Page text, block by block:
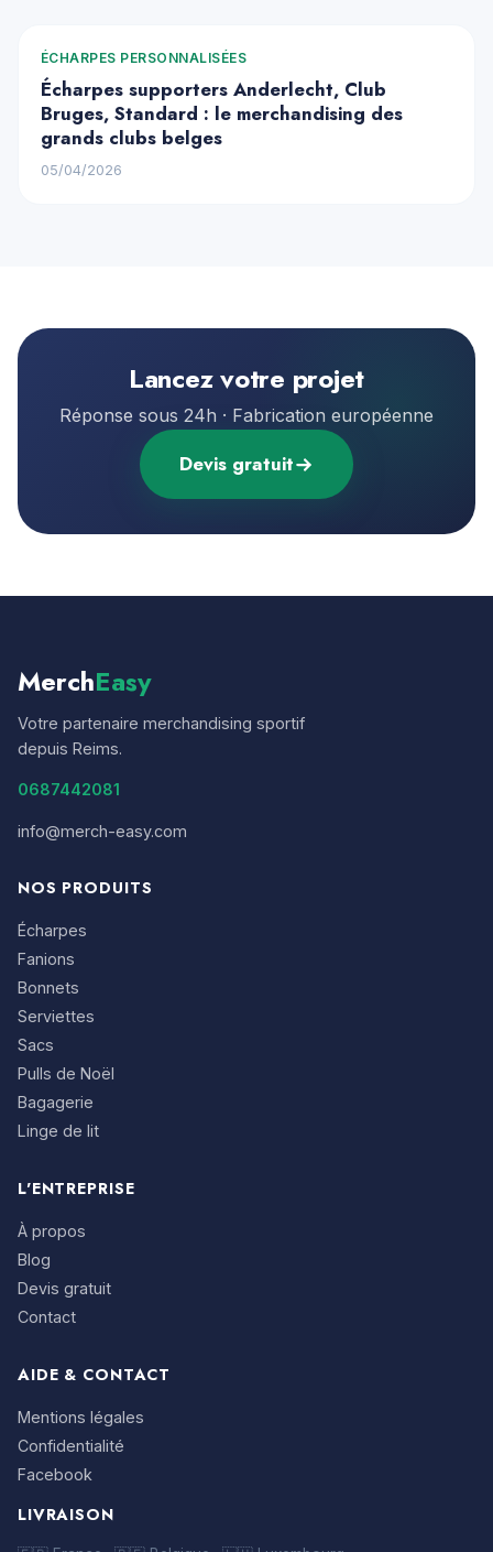
ÉCHARPES PERSONNALISÉES
Écharpes supporters Anderlecht, Club
Bruges, Standard : le merchandising des
grands clubs belges
05/04/2026
Lancez votre projet
Réponse sous 24h · Fabrication européenne
Devis gratuit
MerchEasy
Votre partenaire merchandising sportif
depuis Reims.
0687442081
info@merch-easy.com
NOS PRODUITS
Écharpes
Fanions
Bonnets
Serviettes
Sacs
Pulls de Noël
Bagagerie
Linge de lit
L'ENTREPRISE
À propos
Blog
Devis gratuit
Contact
AIDE & CONTACT
Mentions légales
Confidentialité
Facebook
LIVRAISON